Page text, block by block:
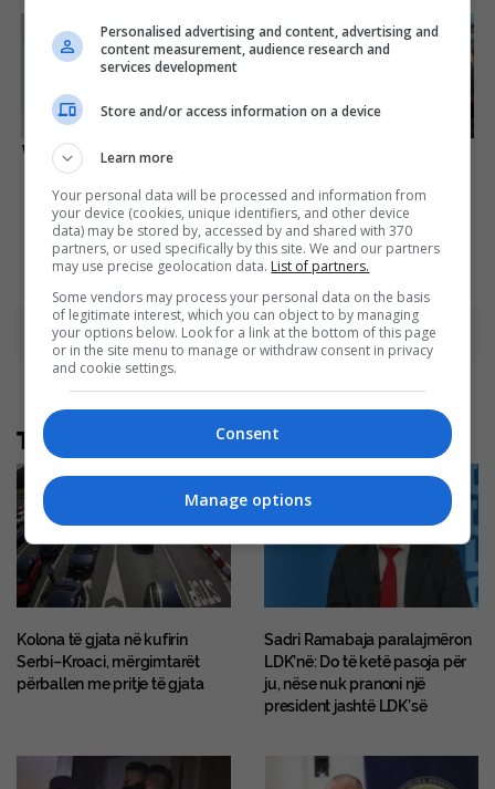
Who Will Take On The Iconic
Role Next? Bond Casting
Brainberries Brainberries
Advertisement
Të tjera nga rubrika
Kolona të gjata në kufirin
Serbi–Kroaci, mërgimtarët
përballen me pritje të gjata
Sadri Ramabaja paralajmëron
LDK’në: Do të ketë pasoja për
ju, nëse nuk pranoni një
president jashtë LDK’së
Personalised advertising and content, advertising and
content measurement, audience research and
services development
Store and/or access information on a device
Learn more
Your personal data will be processed and information from
your device (cookies, unique identifiers, and other device
data) may be stored by, accessed by and shared with 370
partners, or used specifically by this site. We and our partners
may use precise geolocation data. List of partners.
Some vendors may process your personal data on the basis
of legitimate interest, which you can object to by managing
your options below. Look for a link at the bottom of this page
or in the site menu to manage or withdraw consent in privacy
and cookie settings.
Consent
Manage options